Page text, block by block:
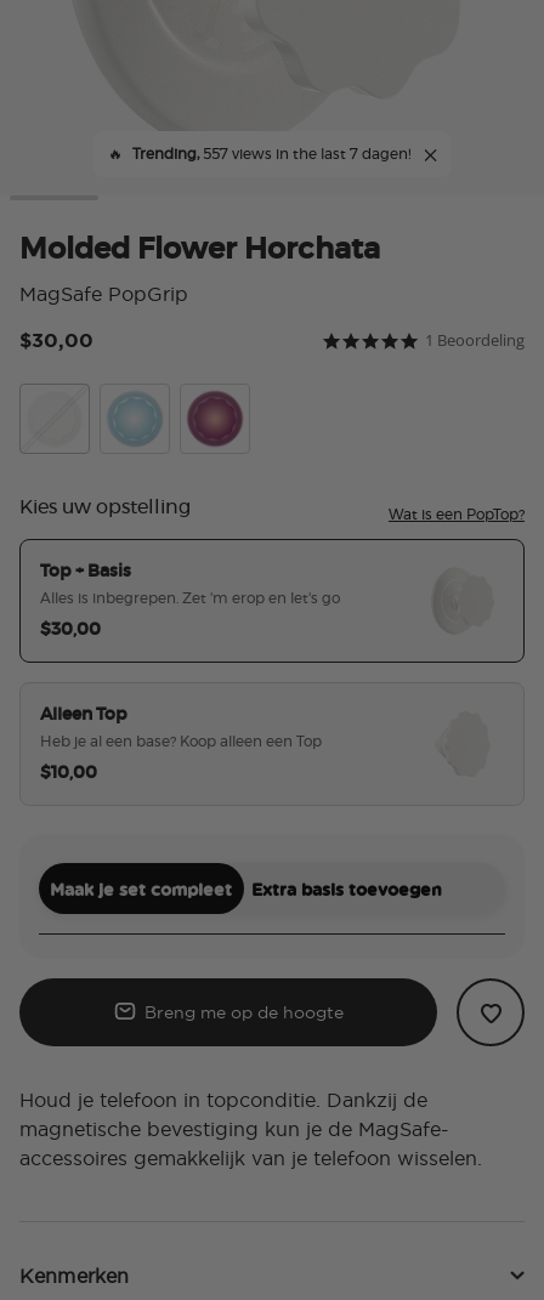
🔥 Trending,557 views in the last 7 dagen!
Molded Flower Horchata
MagSafe PopGrip
5 van 5
5.0 star rating1 Beoordeling
$30,00
Kies uw opstelling Wat is een PopTop?
Top + Basis
Alles is inbegrepen. Zet 'm erop en let's go
$30,00
Alleen Top
Heb je al een base? Koop alleen een Top
$10,00
Maak je set compleet Extra basis toevoegen
Breng me op de hoogte
Houd je telefoon in topconditie. Dankzij de
magnetische bevestiging kun je de MagSafe-
accessoires gemakkelijk van je telefoon wisselen.
Kenmerken